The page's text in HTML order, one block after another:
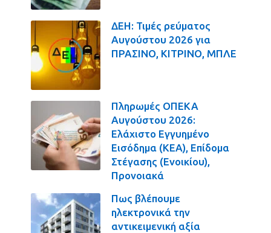
ΔΕΗ: Τιμές ρεύματος
Αυγούστου 2026 για
ΠΡΑΣΙΝΟ, ΚΙΤΡΙΝΟ, ΜΠΛΕ
Πληρωμές ΟΠΕΚΑ
Αυγούστου 2026:
Ελάχιστο Εγγυημένο
Εισόδημα (ΚΕΑ), Επίδομα
Στέγασης (Ενοικίου),
Προνοιακά
Πως βλέπουμε
ηλεκτρονικά την
αντικειμενική αξία